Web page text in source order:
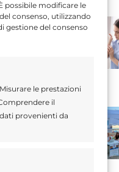
possibile modificare le
consenso, utilizzando
gestione del consenso
le prestazioni
il
provenienti da
e